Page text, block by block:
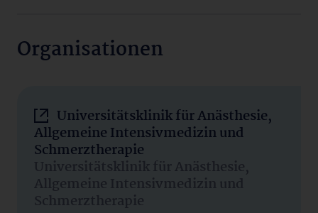
Organisationen
Universitätsklinik für Anästhesie,
Allgemeine Intensivmedizin und
Schmerztherapie
Universitätsklinik für Anästhesie,
Allgemeine Intensivmedizin und
Schmerztherapie